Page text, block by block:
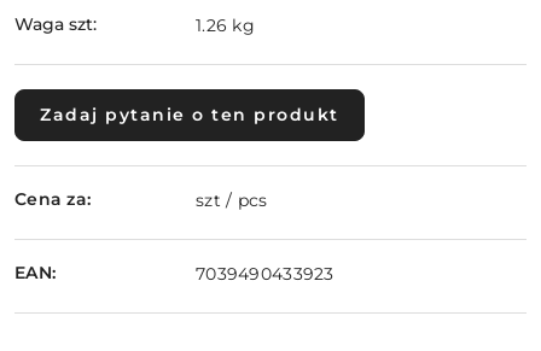
Waga szt: 1.26 kg
Zadaj pytanie o ten produkt
Cena za: szt / pcs
EAN: 7039490433923